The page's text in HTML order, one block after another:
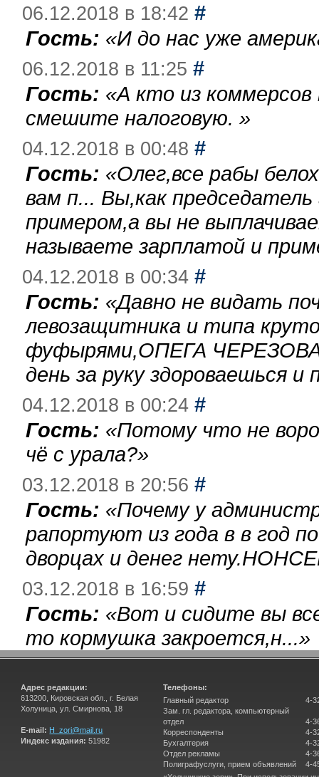
06.12.2018 в 18:42 #
Гость: «И до нас уже
06.12.2018 в 11:25 #
Гость: «А кто из
смешите налоговую. »
04.12.2018 в 00:48 #
Гость: «Олег,все рабы
вам п... Вы,как
примером,а вы не
называете зарплатой и
04.12.2018 в 00:34 #
Гость: «Давно не видать
левозащитника и типа
фуфырями,ОПЕГА
день за руку здороваешься
04.12.2018 в 00:24 #
Гость: «Потому что не
чё с урала?»
03.12.2018 в 20:56 #
Гость: «Почему у
рапортуют из года в в год
дворцах и денег
03.12.2018 в 16:59 #
Гость: «Вот и сидите вы
то кормушка закроется,н...»
Адрес редакции:
613200, Кировская обл., г. Белая
Холуница, ул. Смирнова, 18
E-mail: H_zori@mail.ru
Индекс издания: 51982
Телефоны:
Главный редактор
Зам. гл. редактора, компьютерный
отдел
Корреспонденты
Бухгалтерия
Отдел рекламы
Полиграфуслуги, прием объявлений
4-
4-
4-
4-
4-
4-